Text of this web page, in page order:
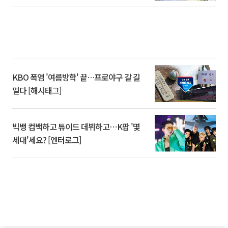
KBO 폭염 '여름방학' 끝…프로야구 갈 길
멀다 [해시태그]
빅뱅 컴백하고 튜이드 데뷔하고⋯K팝 '몇
세대'세요? [엔터로그]